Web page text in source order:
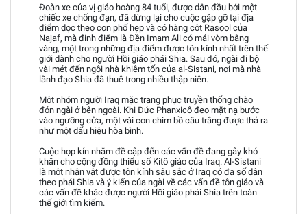
Đoàn xe của vị giáo hoàng 84 tuổi, được dẫn đầu bởi một
chiếc xe chống đạn, đã dừng lại cho cuộc gặp gỡ tại địa
điểm dọc theo con phố hẹp và có hàng cột Rasool của
Najaf, mà đỉnh điểm là Đền Imam Ali có mái vòm bằng
vàng, một trong những địa điểm được tôn kính nhất trên thế
giới dành cho người Hồi giáo phái Shia. Sau đó, ngài đi bộ
vài mét đến ngôi nhà khiêm tốn của al-Sistani, nơi mà nhà
lãnh đạo Shia đã thuê trong nhiều thập niên.
Một nhóm người Iraq mặc trang phục truyền thống chào
đón ngài ở bên ngoài. Khi Đức Phanxicô đeo mặt nạ bước
vào ngưỡng cửa, một vài con chim bồ câu trắng được thả ra
như một dấu hiệu hòa bình.
Cuộc họp kín nhằm đề cập đến các vấn đề đang gây khó
khăn cho cộng đồng thiểu số Kitô giáo của Iraq. Al-Sistani
là một nhân vật được tôn kính sâu sắc ở Iraq có đa số dân
theo phái Shia và ý kiến của ngài về các vấn đề tôn giáo và
các vấn đề khác được người Hồi giáo phái Shia trên toàn
thế giới tìm kiếm.